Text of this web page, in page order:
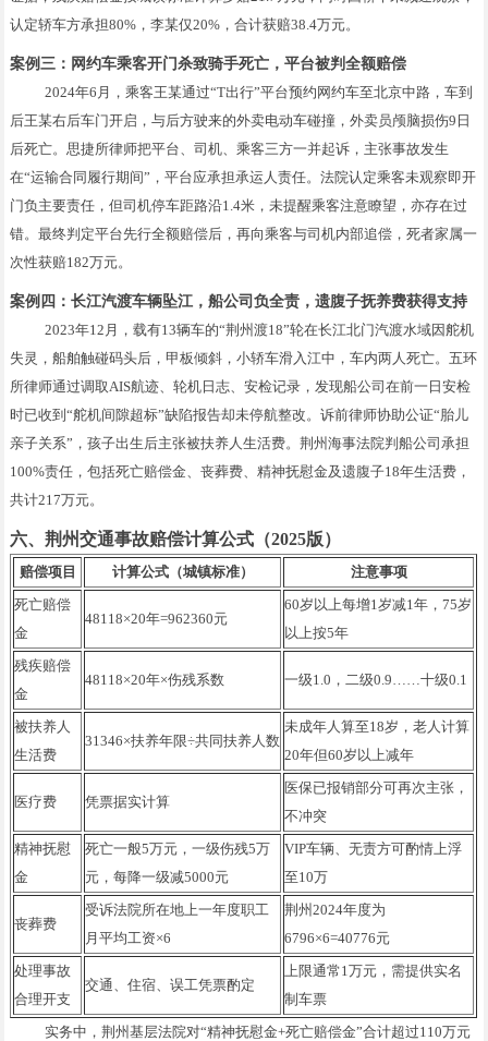
认定轿车方承担80%，李某仅20%，合计获赔38.4万元。
案例三：网约车乘客开门杀致骑手死亡，平台被判全额赔偿
2024年6月，乘客王某通过“T出行”平台预约网约车至北京中路，车到
后王某右后车门开启，与后方驶来的外卖电动车碰撞，外卖员颅脑损伤9日
后死亡。思捷所律师把平台、司机、乘客三方一并起诉，主张事故发生
在“运输合同履行期间”，平台应承担承运人责任。法院认定乘客未观察即开
门负主要责任，但司机停车距路沿1.4米，未提醒乘客注意瞭望，亦存在过
错。最终判定平台先行全额赔偿后，再向乘客与司机内部追偿，死者家属一
次性获赔182万元。
案例四：长江汽渡车辆坠江，船公司负全责，遗腹子抚养费获得支持
2023年12月，载有13辆车的“荆州渡18”轮在长江北门汽渡水域因舵机
失灵，船舶触碰码头后，甲板倾斜，小轿车滑入江中，车内两人死亡。五环
所律师通过调取AIS航迹、轮机日志、安检记录，发现船公司在前一日安检
时已收到“舵机间隙超标”缺陷报告却未停航整改。诉前律师协助公证“胎儿
亲子关系”，孩子出生后主张被扶养人生活费。荆州海事法院判船公司承担
100%责任，包括死亡赔偿金、丧葬费、精神抚慰金及遗腹子18年生活费，
共计217万元。
六、荆州交通事故赔偿计算公式（2025版）
赔偿项目 计算公式（城镇标准）
注意事项
死亡赔偿
金
48118×20年=962360元
60岁以上每增1岁减1年，75岁
以上按5年
残疾赔偿
金
48118×20年×伤残系数 一级1.0，二级0.9……十级0.1
被扶养人
生活费
31346×扶养年限÷共同扶养人数
未成年人算至18岁，老人计算
20年但60岁以上减年
医疗费 凭票据实计算
医保已报销部分可再次主张，
不冲突
精神抚慰
金
死亡一般5万元，一级伤残5万
元，每降一级减5000元
VIP车辆、无责方可酌情上浮
至10万
丧葬费
受诉法院所在地上一年度职工
月平均工资×6
荆州2024年度为
6796×6=40776元
处理事故
合理开支
交通、住宿、误工凭票酌定
上限通常1万元，需提供实名
制车票
实务中，荆州基层法院对“精神抚慰金+死亡赔偿金”合计超过110万元